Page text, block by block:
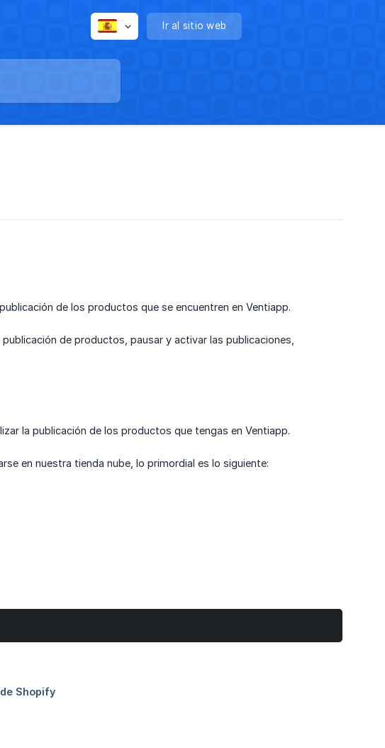
Ir al sitio web
de los productos que se encuentren en Ventiapp.
de productos, pausar y activar las publicaciones,
la publicación de los productos que tengas en Ventiapp.
en nuestra tienda nube, lo primordial es lo siguiente: